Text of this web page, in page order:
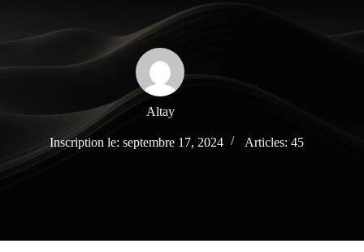
Altay
Inscription le: septembre 17, 2024 Articles: 45